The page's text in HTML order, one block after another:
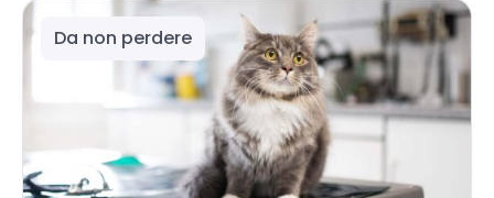
Da non perdere